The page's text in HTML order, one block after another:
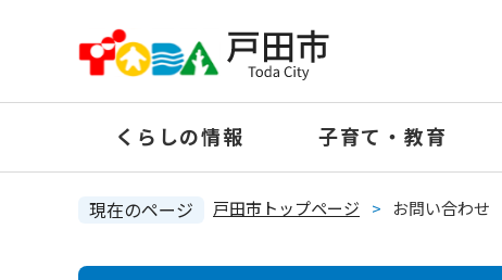
の
頭
くらしの情報 子育て・教育
現在のページ 戸田市トップページ > お問い合わせ